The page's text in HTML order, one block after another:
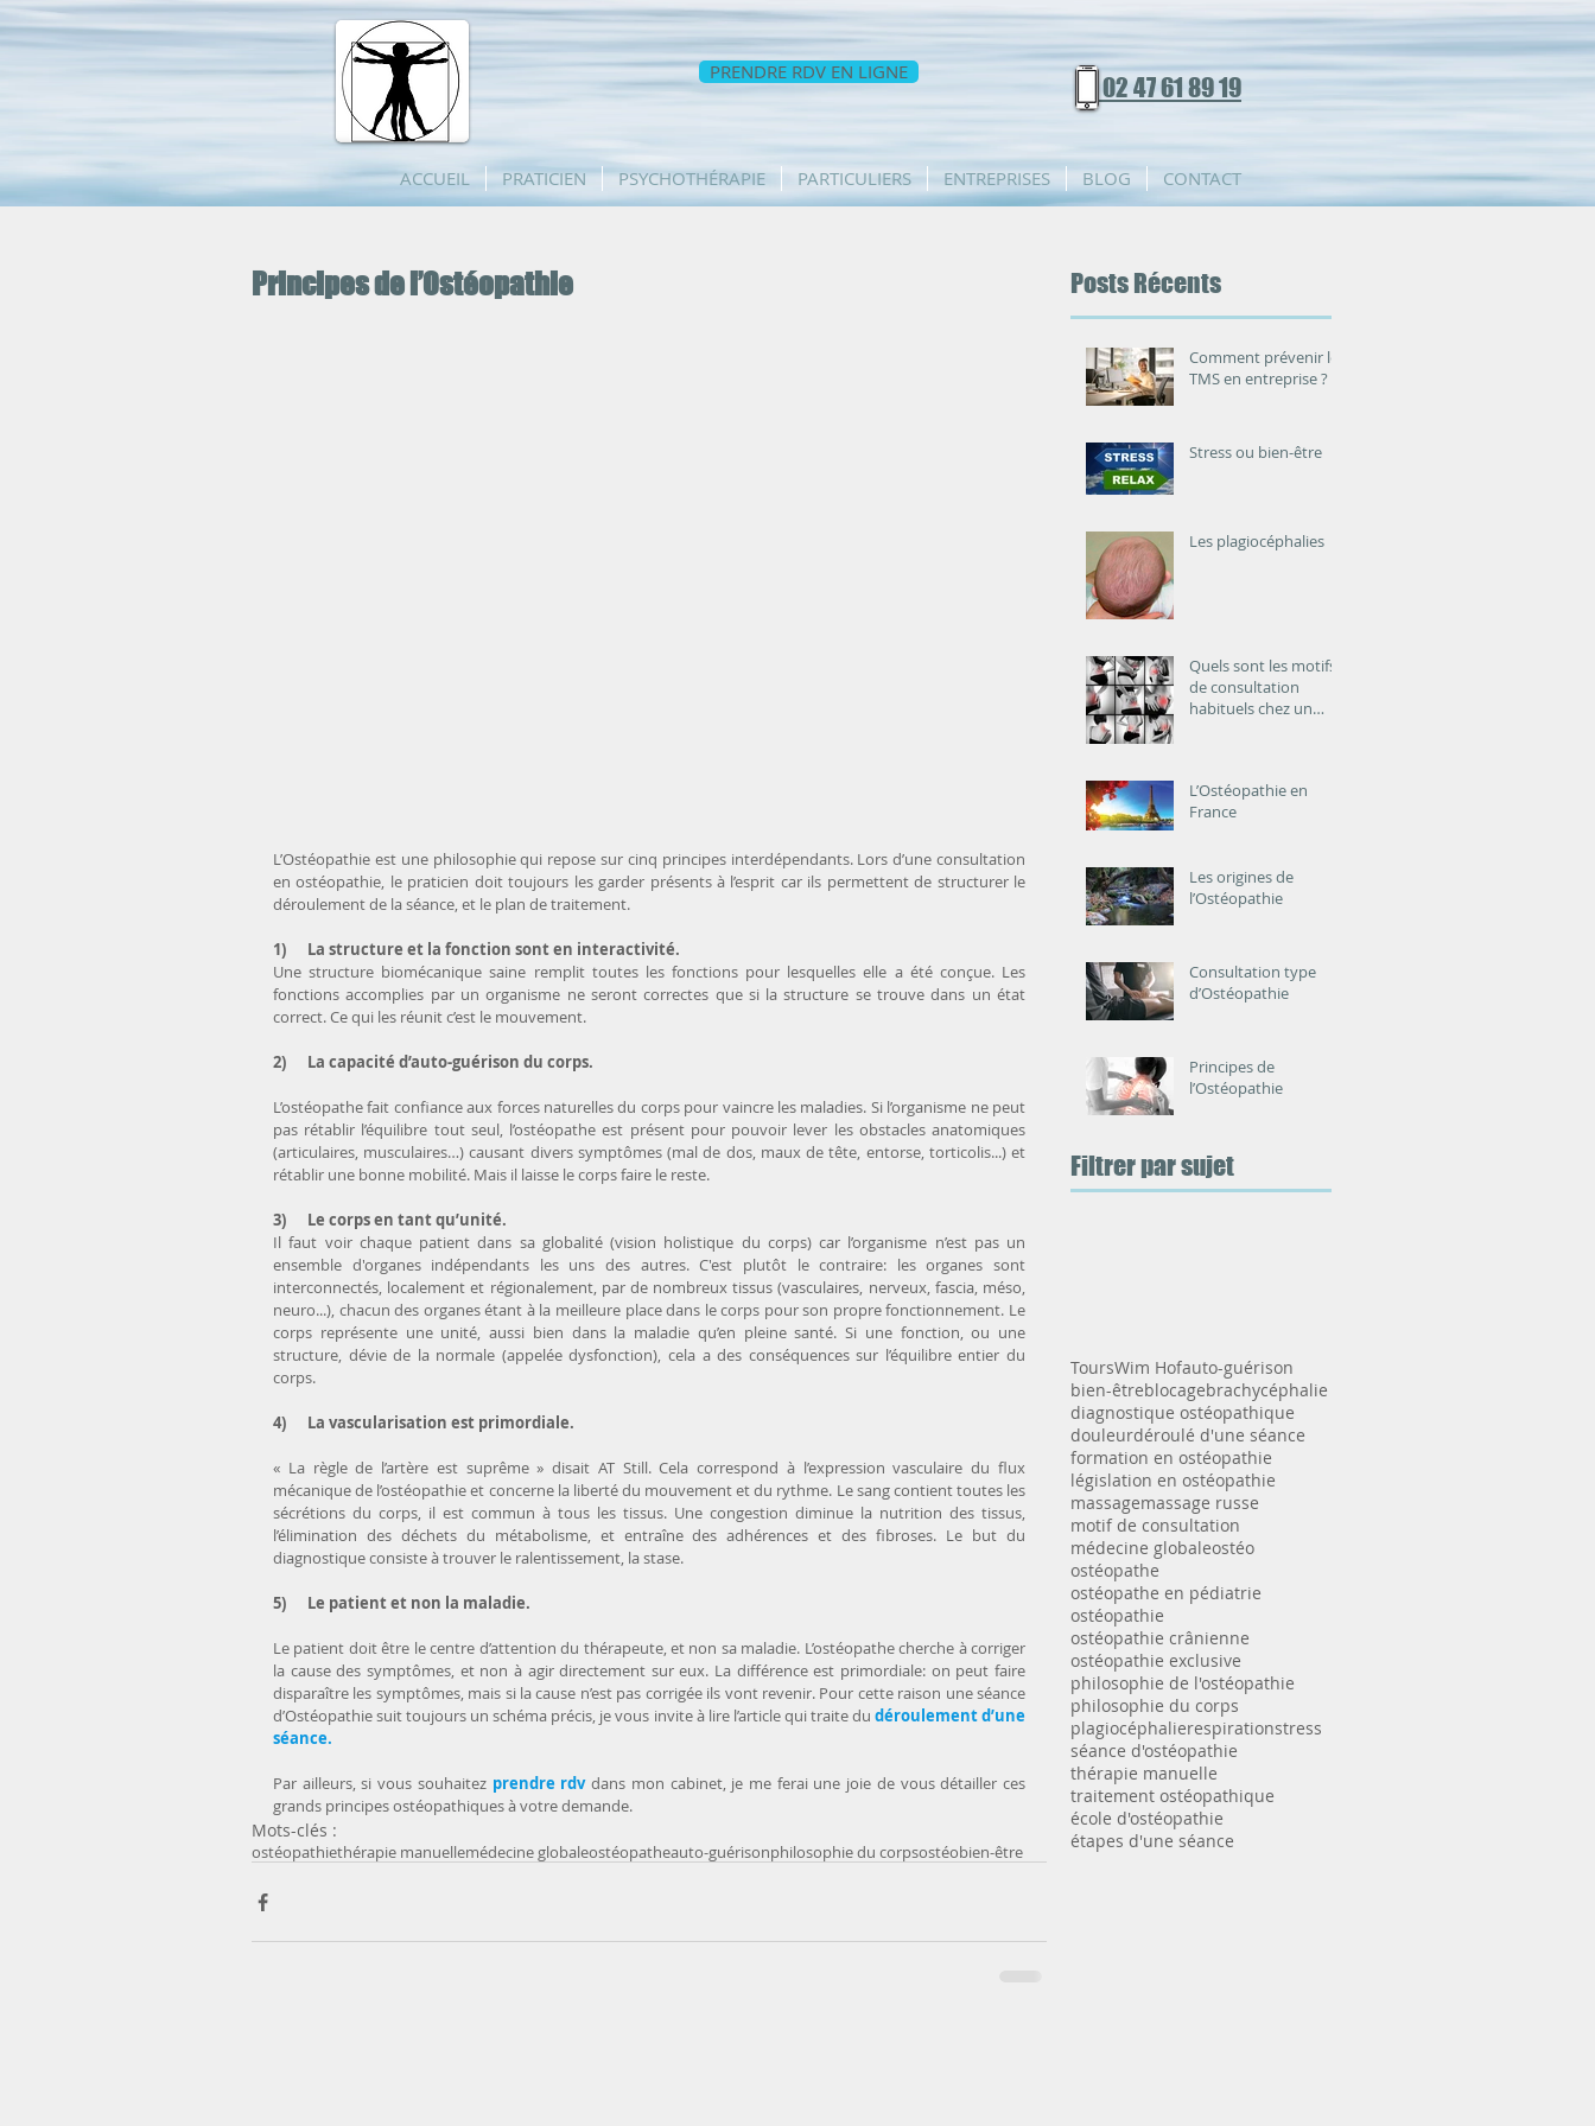
PRENDRE RDV EN LIGNE
02 47 61 89 19
ACCUEIL PRATICIEN PSYCHOTHÉRAPIE PARTICULIERS ENTREPRISES BLOG CONTACT
Principes de l’Ostéopathie
L’Ostéopathie est une philosophie qui repose sur cinq principes interdépendants. Lors d’une consultation
en ostéopathie, le praticien doit toujours les garder présents à l’esprit car ils permettent de structurer le
déroulement de la séance, et le plan de traitement.
1)      La structure et la fonction sont en interactivité.
Une structure biomécanique saine remplit toutes les fonctions pour lesquelles elle a été conçue. Les
fonctions accomplies par un organisme ne seront correctes que si la structure se trouve dans un état
correct. Ce qui les réunit c’est le mouvement.
2)      La capacité d’auto-guérison du corps.
L’ostéopathe fait confiance aux forces naturelles du corps pour vaincre les maladies. Si l’organisme ne peut
pas rétablir l’équilibre tout seul, l’ostéopathe est présent pour pouvoir lever les obstacles anatomiques
(articulaires, musculaires…) causant divers symptômes (mal de dos, maux de tête, entorse, torticolis...) et
rétablir une bonne mobilité. Mais il laisse le corps faire le reste.
3)      Le corps en tant qu’unité.
Il faut voir chaque patient dans sa globalité (vision holistique du corps) car l’organisme n’est pas un
ensemble d'organes indépendants les uns des autres. C'est plutôt le contraire: les organes sont
interconnectés, localement et régionalement, par de nombreux tissus (vasculaires, nerveux, fascia, méso,
neuro...), chacun des organes étant à la meilleure place dans le corps pour son propre fonctionnement. Le
corps représente une unité, aussi bien dans la maladie qu’en pleine santé. Si une fonction, ou une
structure, dévie de la normale (appelée dysfonction), cela a des conséquences sur l’équilibre entier du
corps.
4)      La vascularisation est primordiale.
« La règle de l’artère est suprême » disait AT Still. Cela correspond à l’expression vasculaire du flux
mécanique de l’ostéopathie et concerne la liberté du mouvement et du rythme. Le sang contient toutes les
sécrétions du corps, il est commun à tous les tissus. Une congestion diminue la nutrition des tissus,
l’élimination des déchets du métabolisme, et entraîne des adhérences et des fibroses. Le but du
diagnostique consiste à trouver le ralentissement, la stase.
5)      Le patient et non la maladie.
Le patient doit être le centre d’attention du thérapeute, et non sa maladie. L’ostéopathe cherche à corriger
la cause des symptômes, et non à agir directement sur eux. La différence est primordiale: on peut faire
disparaître les symptômes, mais si la cause n’est pas corrigée ils vont revenir. Pour cette raison une séance
d’Ostéopathie suit toujours un schéma précis, je vous invite à lire l’article qui traite du déroulement d’une
séance.
Par ailleurs, si vous souhaitez prendre rdv dans mon cabinet, je me ferai une joie de vous détailler ces
grands principes ostéopathiques à votre demande.
Mots-clés :
ostéopathiethérapie manuellemédecine globaleostéopatheauto-guérisonphilosophie du corpsostéobien-être
Posts Récents
Comment prévenir les
TMS en entreprise ?
Stress ou bien-être
Les plagiocéphalies
Quels sont les motifs
de consultation
habituels chez un
L’Ostéopathie en
France
Les origines de
l’Ostéopathie
Consultation type
d’Ostéopathie
Principes de
l’Ostéopathie
Filtrer par sujet
ToursWim Hofauto-guérison
bien-êtreblocagebrachycéphalie
diagnostique ostéopathique
douleurdéroulé d'une séance
formation en ostéopathie
législation en ostéopathie
massagemassage russe
motif de consultation
médecine globaleostéo
ostéopathe
ostéopathe en pédiatrie
ostéopathie
ostéopathie crânienne
ostéopathie exclusive
philosophie de l'ostéopathie
philosophie du corps
plagiocéphalierespirationstress
séance d'ostéopathie
thérapie manuelle
traitement ostéopathique
école d'ostéopathie
étapes d'une séance